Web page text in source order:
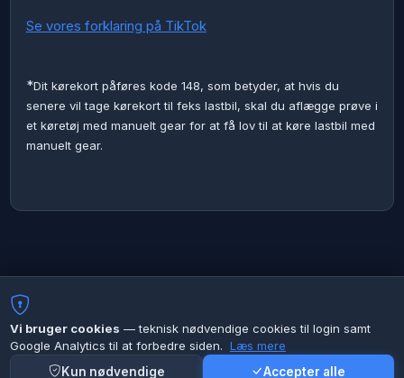
Se vores forklaring på TikTok
*Dit kørekort påføres kode 148, som betyder, at hvis du
senere vil tage kørekort til feks lastbil, skal du aflægge prøve i
et køretøj med manuelt gear for at få lov til at køre lastbil med
manuelt gear.
Vi bruger cookies — teknisk nødvendige cookies til login samt
Google Analytics til at forbedre siden. Læs mere
Kun nødvendige
Accepter alle